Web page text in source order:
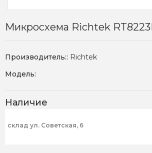
Микросхема Richtek
Производитель:: Richtek
Модель:
Наличие
склад ул. Советская, 6